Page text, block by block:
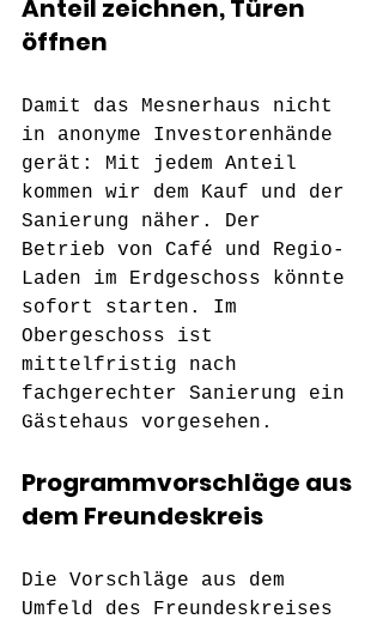
Anteil zeichnen, Türen
öffnen
Damit das Mesnerhaus nicht
in anonyme Investorenhände
gerät: Mit jedem Anteil
kommen wir dem Kauf und der
Sanierung näher. Der
Betrieb von Café und Regio-
Laden im Erdgeschoss könnte
sofort starten. Im
Obergeschoss ist
mittelfristig nach
fachgerechter Sanierung ein
Gästehaus vorgesehen.
Programmvorschläge aus
dem Freundeskreis
Die Vorschläge aus dem
Umfeld des Freundeskreises